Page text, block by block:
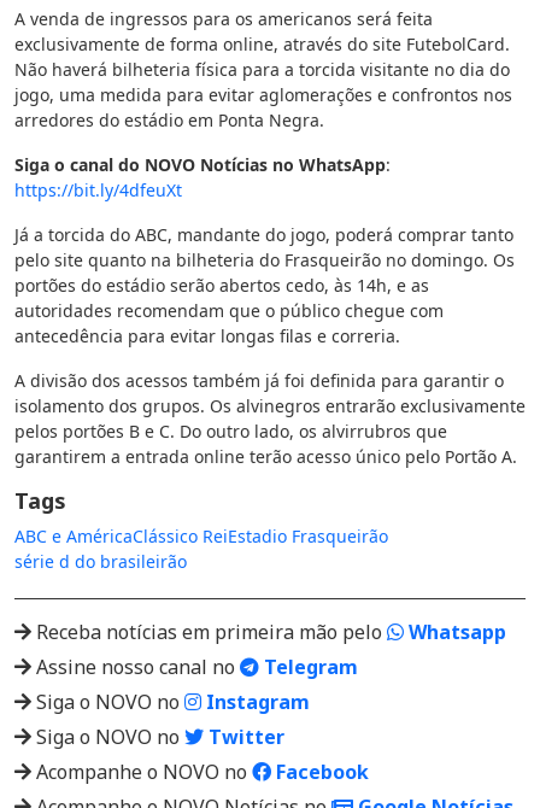
A venda de ingressos para os americanos será feita
exclusivamente de forma online, através do site FutebolCard.
Não haverá bilheteria física para a torcida visitante no dia do
jogo, uma medida para evitar aglomerações e confrontos nos
arredores do estádio em Ponta Negra.
Siga o canal do NOVO Notícias no WhatsApp:
https://bit.ly/4dfeuXt
Já a torcida do ABC, mandante do jogo, poderá comprar tanto
pelo site quanto na bilheteria do Frasqueirão no domingo. Os
portões do estádio serão abertos cedo, às 14h, e as
autoridades recomendam que o público chegue com
antecedência para evitar longas filas e correria.
A divisão dos acessos também já foi definida para garantir o
isolamento dos grupos. Os alvinegros entrarão exclusivamente
pelos portões B e C. Do outro lado, os alvirrubros que
garantirem a entrada online terão acesso único pelo Portão A.
Tags
ABC e AméricaClássico ReiEstadio Frasqueirão
série d do brasileirão
Receba notícias em primeira mão pelo
Whatsapp
Assine nosso canal no
Telegram
Siga o NOVO no
Instagram
Siga o NOVO no
Twitter
Acompanhe o NOVO no
Facebook